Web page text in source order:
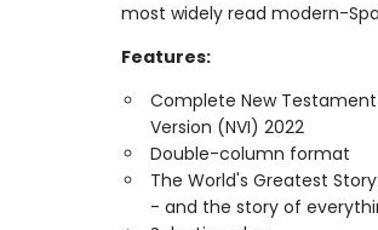
most widely read modern-
Features:
Complete New
Version (NVI) 2022
Double-column format
The World's Greatest
- and the story of